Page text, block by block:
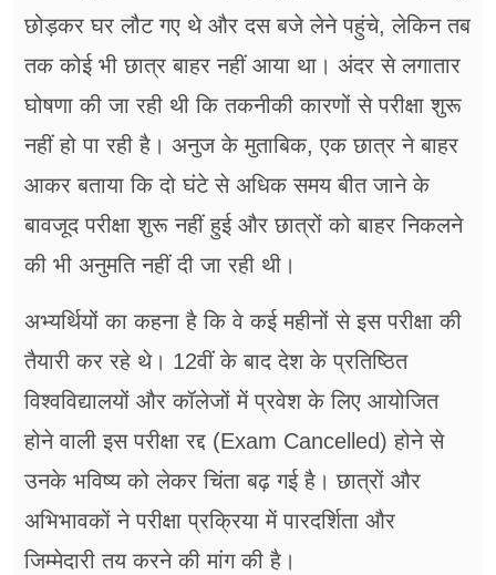
छोड़कर घर लौट गए थे और दस बजे लेने पहुंचे, लेकिन तब
तक कोई भी छात्र बाहर नहीं आया था। अंदर से लगातार
घोषणा की जा रही थी कि तकनीकी कारणों से परीक्षा शुरू
नहीं हो पा रही है। अनुज के मुताबिक, एक छात्र ने बाहर
आकर बताया कि दो घंटे से अधिक समय बीत जाने के
बावजूद परीक्षा शुरू नहीं हुई और छात्रों को बाहर निकलने
की भी अनुमति नहीं दी जा रही थी।
अभ्यर्थियों का कहना है कि वे कई महीनों से इस परीक्षा की
तैयारी कर रहे थे। 12वीं के बाद देश के प्रतिष्ठित
विश्वविद्यालयों और कॉलेजों में प्रवेश के लिए आयोजित
होने वाली इस परीक्षा रद्द (Exam Cancelled) होने से
उनके भविष्य को लेकर चिंता बढ़ गई है। छात्रों और
अभिभावकों ने परीक्षा प्रक्रिया में पारदर्शिता और
जिम्मेदारी तय करने की मांग की है।